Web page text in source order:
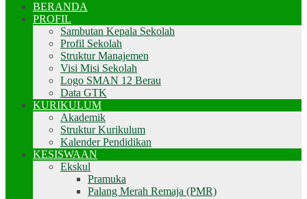
BERANDA
PROFIL
Sambutan Kepala Sekolah
Profil Sekolah
Struktur Manajemen
Visi Misi Sekolah
Logo SMAN 12 Berau
Data GTK
KURIKULUM
Akademik
Struktur Kurikulum
Kalender Pendidikan
KESISWAAN
Ekskul
Pramuka
Palang Merah Remaja (PMR)